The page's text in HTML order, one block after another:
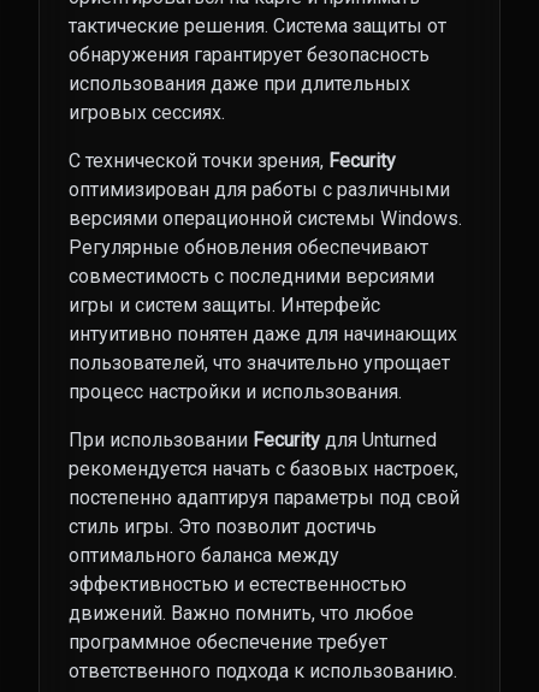
тактические решения. Система защиты от
обнаружения гарантирует безопасность
использования даже при длительных
игровых сессиях.
С технической точки зрения, Fecurity
оптимизирован для работы с различными
версиями операционной системы Windows.
Регулярные обновления обеспечивают
совместимость с последними версиями
игры и систем защиты. Интерфейс
интуитивно понятен даже для начинающих
пользователей, что значительно упрощает
процесс настройки и использования.
При использовании Fecurity для Unturned
рекомендуется начать с базовых настроек,
постепенно адаптируя параметры под свой
стиль игры. Это позволит достичь
оптимального баланса между
эффективностью и естественностью
движений. Важно помнить, что любое
программное обеспечение требует
ответственного подхода к использованию.